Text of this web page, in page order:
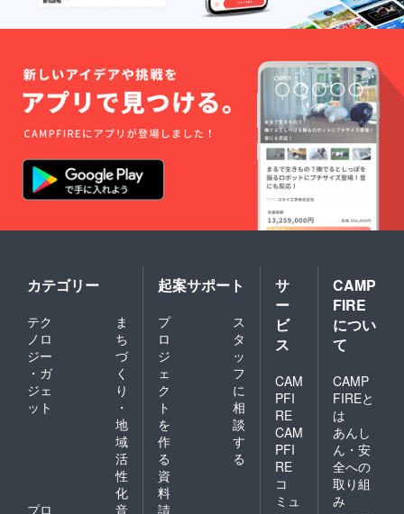
カテゴリー
テク
ノロ
ジー
・ガ
ジェ
ット
ま
ち
づ
く
り
・
地
域
活
性
化
プロ
音
起案サポート
プ
ロ
ジ
ェ
ク
ト
を
作
る
ス
タ
ッ
フ
に
相
談
す
る
資
料
請
サ
ー
ビ
ス
CAM
PFI
RE
CAM
PFI
RE
コ
ミュ
CAMP
FIRE
につい
て
CAMP
FIREと
は
あんし
ん・安
全への
取り組
み